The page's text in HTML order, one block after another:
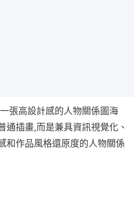
張高設計感的人物關係圖海
通插畫,而是兼具資訊視覺化、
和作品風格還原度的人物關係